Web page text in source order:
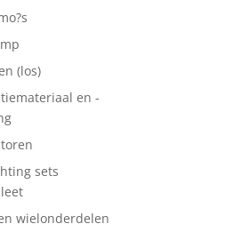
(los)
en -
sets
wielonderdelen